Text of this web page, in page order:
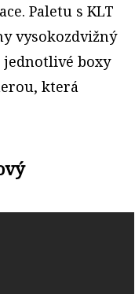
Paletu s KLT
vysokozdvižný
boxy
která